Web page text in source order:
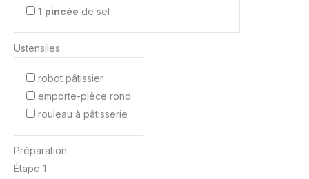
1 pincée de sel
Ustensiles
robot pâtissier
emporte-pièce rond
rouleau à pâtisserie
Préparation
Étape 1